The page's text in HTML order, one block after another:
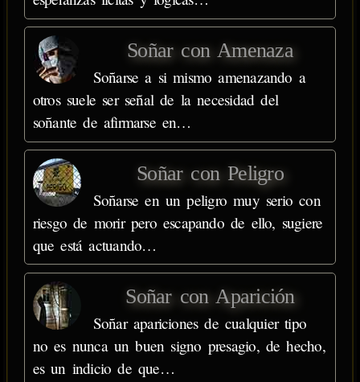
Soñar con Amenaza
Soñarse a si mismo amenazando a
otros suele ser señal de la necesidad del
soñante de afirmarse en…
Soñar con Peligro
Soñarse en un peligro muy serio con
riesgo de morir pero escapando de ello, sugiere
que está actuando…
Soñar con Aparición
Soñar apariciones de cualquier tipo
no es nunca un buen signo presagio, de hecho,
es un indicio de que…